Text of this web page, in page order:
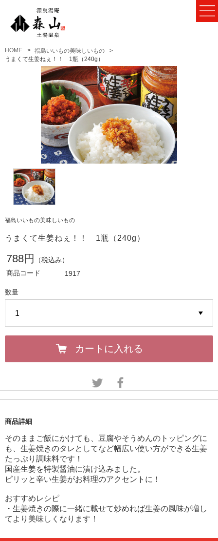
HOME
福島いいもの美味しいもの
うまくて生姜ねぇ！！ 1瓶（240g）
福島いいもの美味しいもの
うまくて生姜ねぇ！！ 1瓶（240g）
788円
（税込み）
商品コード
1917
数量
カートに入れる
商品詳細
そのままご飯にかけても、豆腐やそうめんのトッピングに
も、生姜焼きのタレとしてなど幅広い使い方ができる生姜
たっぷり調味料です！
国産生姜を特製醤油に漬け込みました。
ピリッと辛い生姜がお料理のアクセントに！
おすすめレシピ
・生姜焼きの際に一緒に載せて炒めれば生姜の風味が増し
てより美味しくなります！